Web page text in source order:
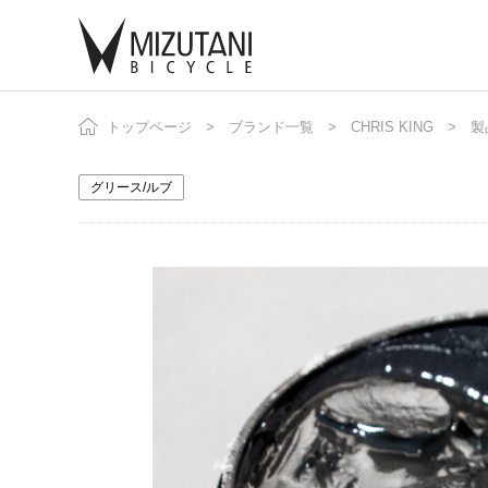
自
トップページ ブランド一覧 CHRIS KING
グリース/ルブ